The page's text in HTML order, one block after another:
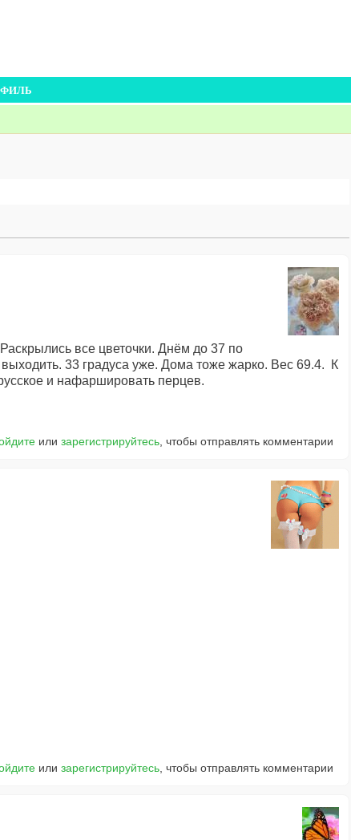
все цветочки. Днём до 37 по
выходить. 33 градуса уже. Дома тоже жарко. Вес 69.4. К
и нафаршировать перцев.
илизарегистрируйтесь , чтобы отправлять комментарии
илизарегистрируйтесь , чтобы отправлять комментарии